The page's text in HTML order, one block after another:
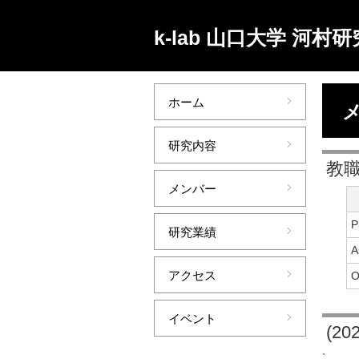
k-lab 山口大学 河村研
ホーム
研究内容
メンバー
研究業績
アクセス
イベント
教